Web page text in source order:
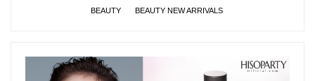
BEAUTY BEAUTY NEW ARRIVALS